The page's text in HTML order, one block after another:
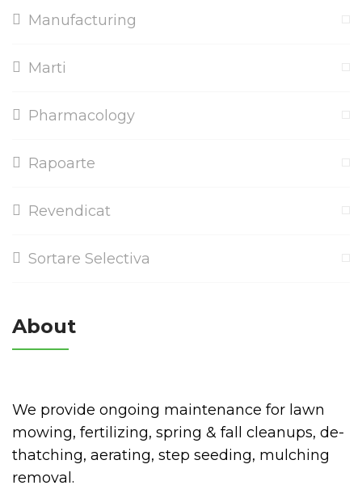
Manufacturing
Marti
Pharmacology
Rapoarte
Revendicat
Sortare Selectiva
About
We provide ongoing maintenance for lawn
mowing, fertilizing, spring & fall cleanups, de-
thatching, aerating, step seeding, mulching
removal.